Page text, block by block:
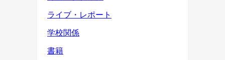
ライブ・レポート
学校関係
書籍